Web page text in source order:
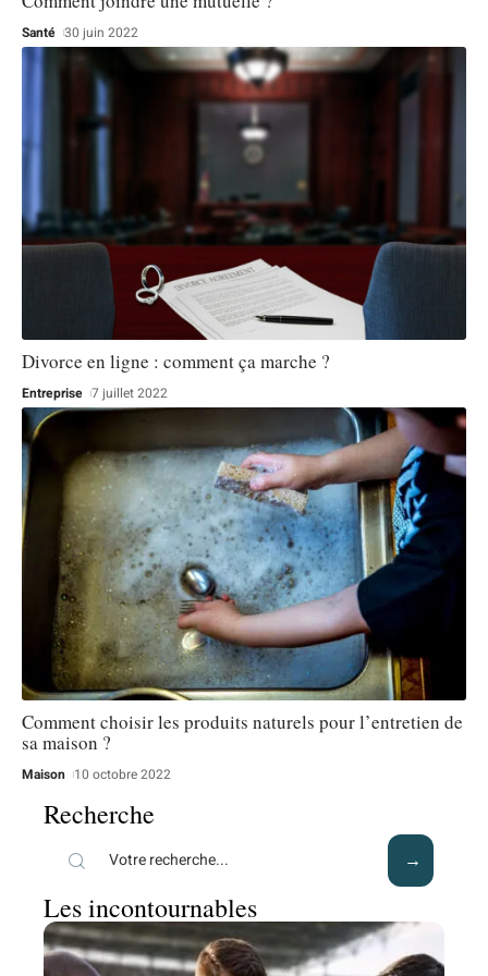
Santé 30 juin 2022
Divorce en ligne : comment ça marche ?
Entreprise 7 juillet 2022
Comment choisir les produits naturels pour l’entretien de
sa maison ?
Maison 10 octobre 2022
Recherche
Les incontournables